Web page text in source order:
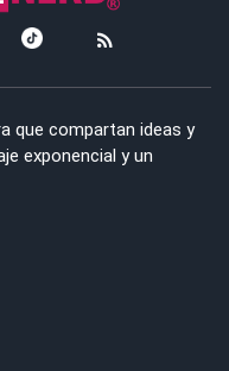
que compartan ideas y
exponencial y un